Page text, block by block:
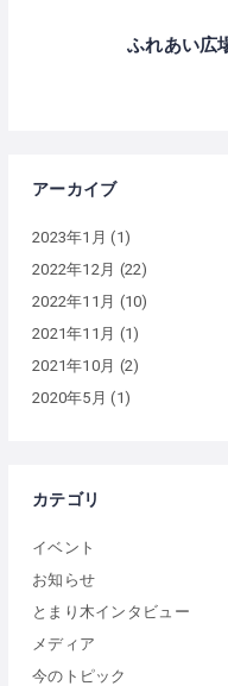
ふれあい広
アーカイブ
2023年1月 (1)
2022年12月 (22)
2022年11月 (10)
2021年11月 (1)
2021年10月 (2)
2020年5月 (1)
カテゴリ
イベント
お知らせ
とまり木インタビュー
メディア
今のトピック